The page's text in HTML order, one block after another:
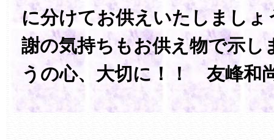
に分けてお供えいたしましょ
謝の気持ちもお供え物で示し
うの心、大切に！！ 友峰和